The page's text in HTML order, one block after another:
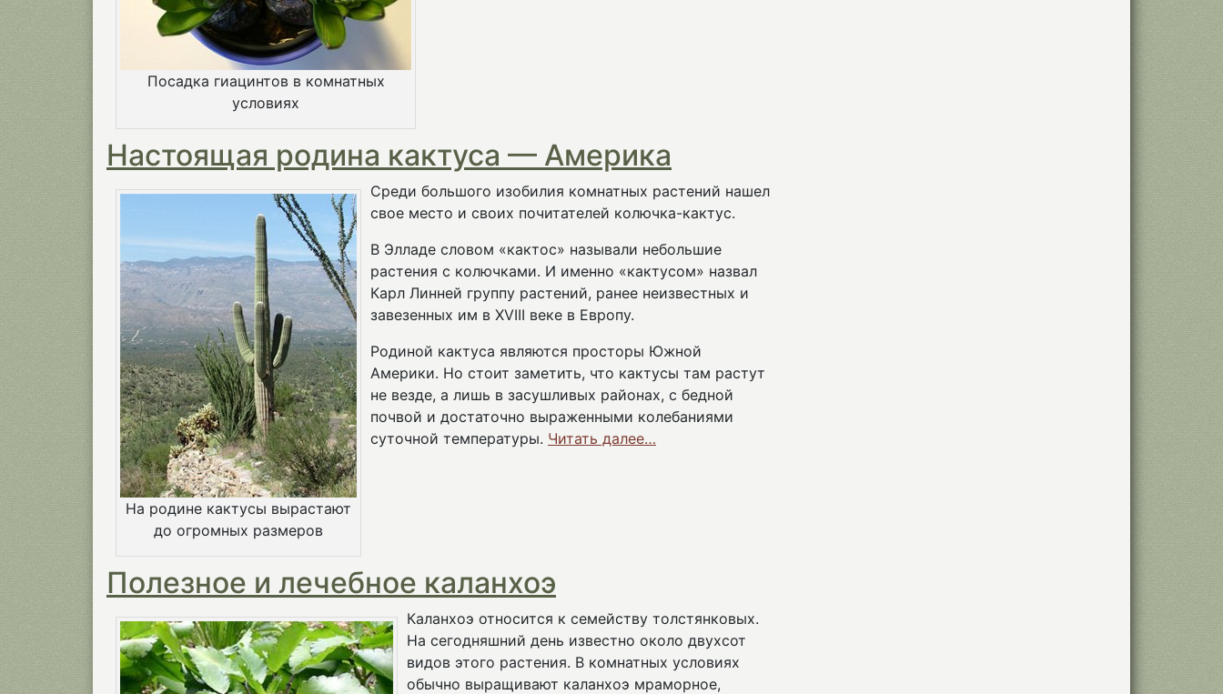
Посадка гиацинтов в комнатных
условиях
Настоящая родина кактуса — Америка
На родине кактусы вырастают
до огромных размеров
Среди большого изобилия комнатных растений нашел
свое место и своих почитателей колючка-кактус.
В Элладе словом «кактос» называли небольшие
растения с колючками. И именно «кактусом» назвал
Карл Линней группу растений, ранее неизвестных и
завезенных им в XVІІІ веке в Европу.
Родиной кактуса являются просторы Южной
Америки. Но стоит заметить, что кактусы там растут
не везде, а лишь в засушливых районах, с бедной
почвой и достаточно выраженными колебаниями
суточной температуры. Читать далее…
Полезное и лечебное каланхоэ
Каланхоэ относится к семейству толстянковых.
На сегодняшний день известно около двухсот
видов этого растения. В комнатных условиях
обычно выращивают каланхоэ мраморное,